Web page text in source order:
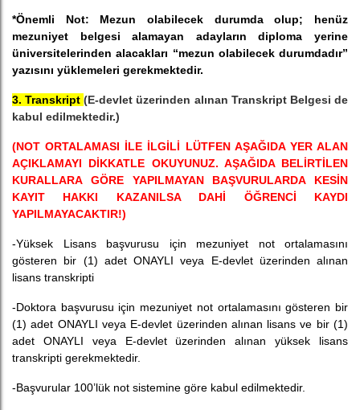
*Önemli Not: Mezun olabilecek durumda olup; henüz
mezuniyet belgesi alamayan adayların diploma yerine
üniversitelerinden alacakları “mezun olabilecek durumdadır”
yazısını yüklemeleri gerekmektedir.
3. Transkript(E-devlet üzerinden alınan Transkript Belgesi de
kabul edilmektedir.)
(NOT ORTALAMASI İLE İLGİLİ LÜTFEN AŞAĞIDA YER ALAN
AÇIKLAMAYI DİKKATLE OKUYUNUZ. AŞAĞIDA BELİRTİLEN
KURALLARA GÖRE YAPILMAYAN BAŞVURULARDA KESİN
KAYIT HAKKI KAZANILSA DAHİ ÖĞRENCİ KAYDI
YAPILMAYACAKTIR!)
-Yüksek Lisans başvurusu için mezuniyet not ortalamasını
gösteren bir (1) adet ONAYLI veya E-devlet üzerinden alınan
lisans transkripti
-Doktora başvurusu için mezuniyet not ortalamasını gösteren bir
(1) adet ONAYLI veya E-devlet üzerinden alınan lisans ve bir (1)
adet ONAYLI veya E-devlet üzerinden alınan yüksek lisans
transkripti gerekmektedir.
-Başvurular 100’lük not sistemine göre kabul edilmektedir.